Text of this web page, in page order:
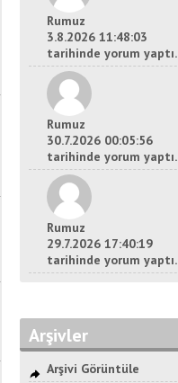
Rumuz
3.8.2026 11:48:03
tarihinde yorum yaptı.
Rumuz
30.7.2026 00:05:56
tarihinde yorum yaptı.
Rumuz
29.7.2026 17:40:19
tarihinde yorum yaptı.
Arşivler
Arşivi Görüntüle